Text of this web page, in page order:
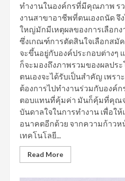
ทำงานในองค์กรที่มีคุณภาพ ร
งานสาขาอาชีพที่ตนเองถนัด จึ
ใหญ่มักมีเหตุผลของการเลือก
ซึ่งเกณฑ์การตัดสินใจเลือกสมั
จะขึ้นอยู่กับองค์ประกอบต่างๆ
ก็จะมองถึงภาพรวมของผลปร
ตนเองจะได้รับเป็นสำคัญ เพร
ต้องการไปทำงานร่วมกับองค์ก
ตอบแทนที่คุ้มค่า มันก็คุ้มที่คุณจ
บันดาลใจในการทำงาน เพื่อใ
อนาคตอีกด้วย จากความก้าวห
เทคโนโลยี...
Read More